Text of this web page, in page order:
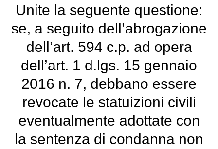
Unite la seguente questione:
se, a seguito dell’abrogazione
dell’art. 594 c.p. ad opera
dell’art. 1 d.lgs. 15 gennaio
2016 n. 7, debbano essere
revocate le statuizioni civili
eventualmente adottate con
la sentenza di condanna non